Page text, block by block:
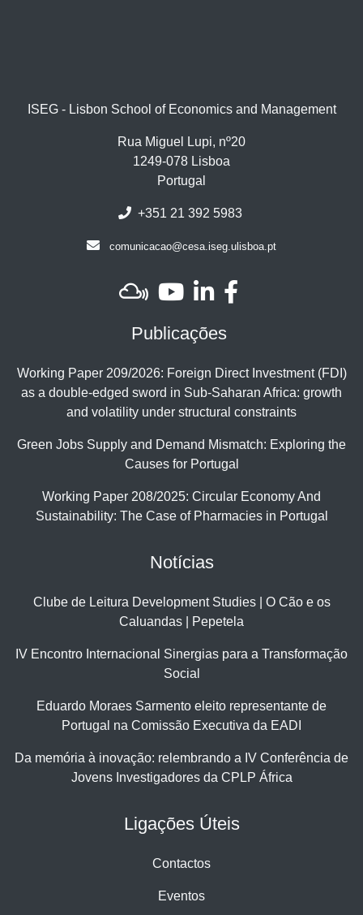
ISEG - Lisbon School of Economics and Management
Rua Miguel Lupi, nº20
1249-078 Lisboa
Portugal
+351 21 392 5983
comunicacao@cesa.iseg.ulisboa.pt
Publicações
Working Paper 209/2026: Foreign Direct Investment (FDI)
as a double-edged sword in Sub-Saharan Africa: growth
and volatility under structural constraints
Green Jobs Supply and Demand Mismatch: Exploring the
Causes for Portugal
Working Paper 208/2025: Circular Economy And
Sustainability: The Case of Pharmacies in Portugal
Notícias
Clube de Leitura Development Studies | O Cão e os
Caluandas | Pepetela
IV Encontro Internacional Sinergias para a Transformação
Social
Eduardo Moraes Sarmento eleito representante de
Portugal na Comissão Executiva da EADI
Da memória à inovação: relembrando a IV Conferência de
Jovens Investigadores da CPLP África
Ligações Úteis
Contactos
Eventos